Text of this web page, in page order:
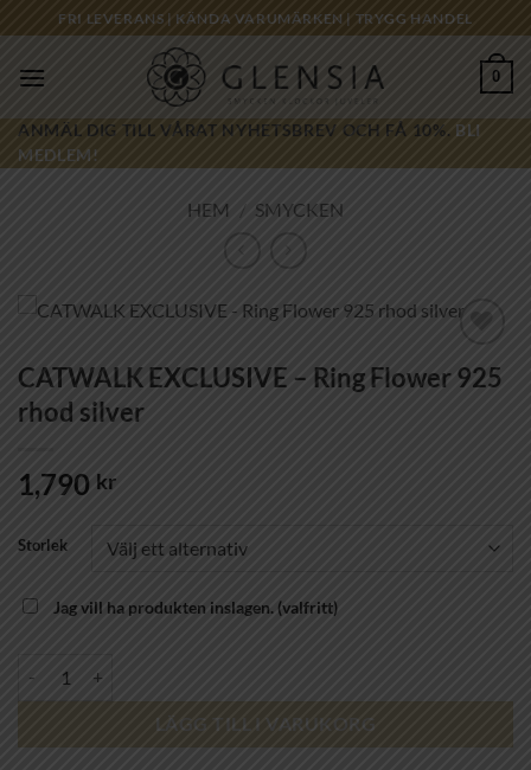
to
content
FRI LEVERANS | KÄNDA VARUMÄRKEN | TRYGG HANDEL
0
ANMÄL DIG TILL VÅRAT NYHETSBREV OCH FÅ 10%. BLI
MEDLEM!
HEM / SMYCKEN
Lägg till i
önskelistan!
CATWALK EXCLUSIVE – Ring Flower 925
rhod silver
1,790 kr
Storlek
Jag vill ha produkten inslagen. (valfritt)
LÄGG TILL I VARUKORG